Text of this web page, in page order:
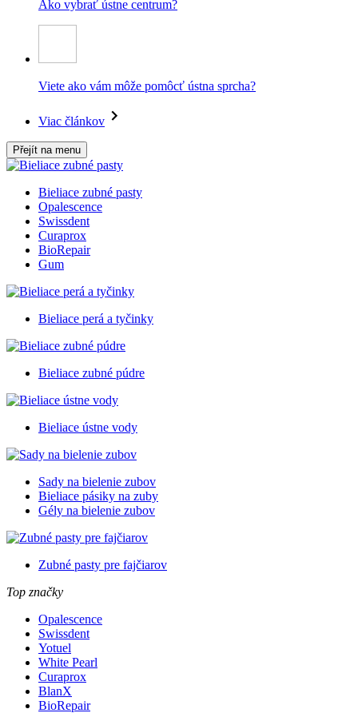
Ako vybrať ústne centrum?
Viete ako vám môže pomôcť ústna sprcha?
Viac článkov
Přejít na menu
Bieliace zubné pasty
Opalescence
Swissdent
Curaprox
BioRepair
Gum
Bieliace perá a tyčinky
Bieliace zubné púdre
Bieliace ústne vody
Sady na bielenie zubov
Bieliace pásiky na zuby
Gély na bielenie zubov
Zubné pasty pre fajčiarov
Top značky
Opalescence
Swissdent
Yotuel
White Pearl
Curaprox
BlanX
BioRepair